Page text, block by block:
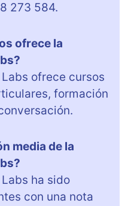
273 584.
ofrece la
ofrece cursos
formación
media de la
ha sido
con una nota